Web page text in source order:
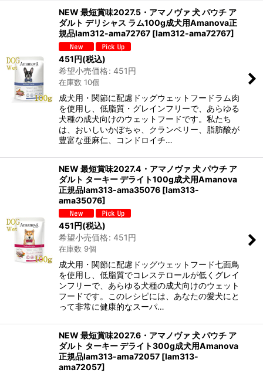
NEW 最短賞味2027.5・アマノヴァ 犬 パウチ ア
ダルト デリシャス ラム100g成犬用Amanova正
規品lam312-ama72767 [lam312-ama72767]
451円(税込)
希望小売価格: 451円
在庫数 10個
成犬用・関節に配慮ドッグウェットフードラム肉
を使用し、低脂質・グレインフリーで、あらゆる
犬種の成犬向けのウェットフードです。私たち
は、おいしいかぼちゃ、クランベリー、脂肪酸が
豊富な亜麻仁、コンドロイチ…
NEW 最短賞味2027.4・アマノヴァ 犬 パウチ ア
ダルト ターキー デライト100g成犬用Amanova
正規品lam313-ama35076 [lam313-
ama35076]
451円(税込)
希望小売価格: 451円
在庫数 9個
成犬用・関節に配慮ドッグウェットフード七面鳥
を使用し、低脂質でコレステロールが低くグレイ
ンフリーで、あらゆる犬種の成犬向けのウェット
フードです。このレシピには、あなたの愛犬にと
って非常に健康的なスーパ…
NEW 最短賞味2027.6・アマノヴァ 犬 パウチ ア
ダルト ターキー デライト300g成犬用Amanova
正規品lam313-ama72057 [lam313-
ama72057]